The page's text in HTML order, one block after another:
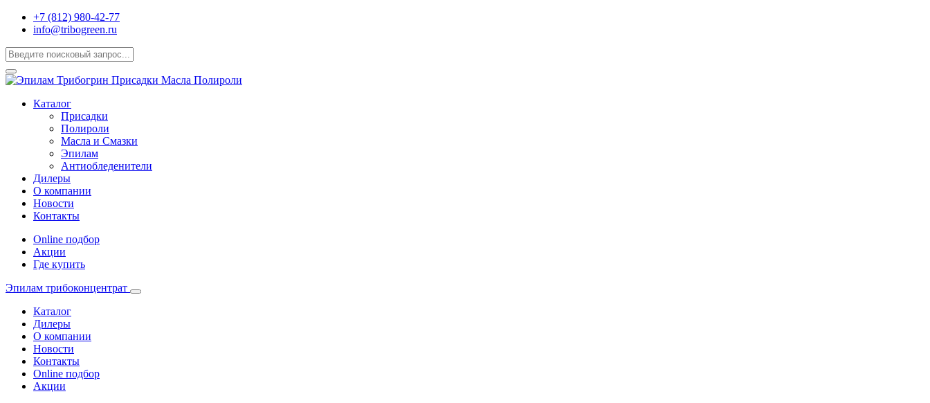
+7 (812) 980-42-77
info@tribogreen.ru
Каталог
Присадки
Полироли
Масла и Смазки
Эпилам
Антиобледенители
Дилеры
О компании
Новости
Контакты
Online подбор
Акции
Где купить
Эпилам трибоконцентрат
Каталог
Дилеры
О компании
Новости
Контакты
Online подбор
Акции